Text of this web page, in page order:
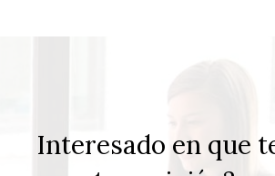
Interesado en que